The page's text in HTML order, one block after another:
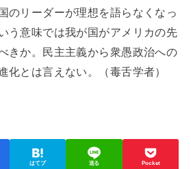
のリーダーが理想を語らなくなっ
う意味では我が国がアメリカの先
きか。民主主義から衆愚政治への
化とは言えない。（毒舌学者）
はてブ 送る Pocket